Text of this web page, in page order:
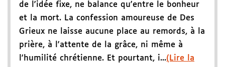
de l'idée fixe, ne balance qu'entre le bonheur
et la mort. La confession amoureuse de Des
Grieux ne laisse aucune place au remords, à la
prière, à l'attente de la grâce, ni même à
l'humilité chrétienne. Et pourtant, i...(Lire la